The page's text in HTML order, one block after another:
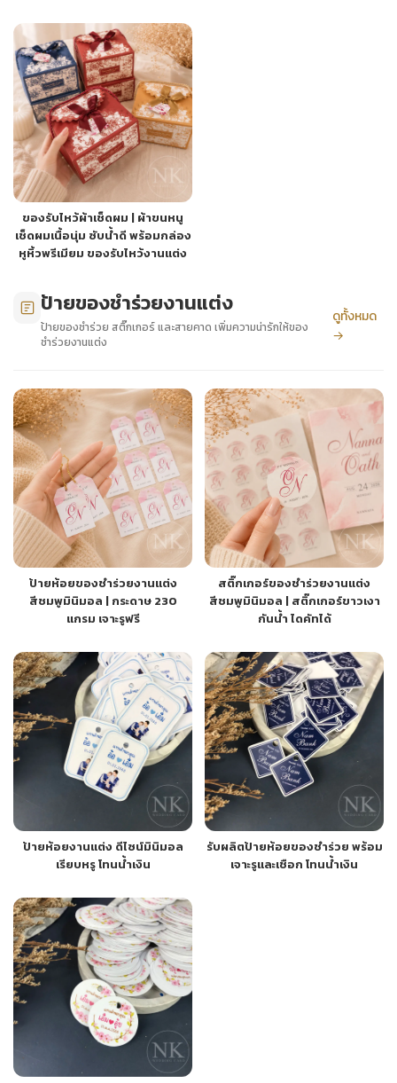
ของรับไหว้ผ้าเช็ดผม | ผ้าขนหนู
เช็ดผมเนื้อนุ่ม ซับน้ำดี พร้อมกล่อง
หูหิ้วพรีเมียม ของรับไหว้งานแต่ง
ป้ายของชำร่วยงานแต่ง
ป้ายของชำร่วย สติ๊กเกอร์ และสายคาด เพิ่มความน่ารักให้ของ
ชำร่วยงานแต่ง
ดูทั้งหมด
→
ป้ายห้อยของชำร่วยงานแต่ง
สีชมพูมินิมอล | กระดาษ 230
แกรม เจาะรูฟรี
สติ๊กเกอร์ของชำร่วยงานแต่ง
สีชมพูมินิมอล | สติ๊กเกอร์ขาวเงา
กันน้ำ ไดคัทได้
ป้ายห้อยงานแต่ง ดีไซน์มินิมอล
เรียบหรู โทนน้ำเงิน
รับผลิตป้ายห้อยของชำร่วย พร้อม
เจาะรูและเชือก โทนน้ำเงิน